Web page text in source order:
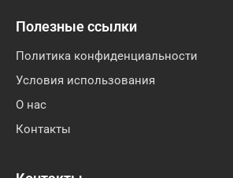
Полезные ссылки
Политика конфиденциальности
Условия использования
О нас
Контакты